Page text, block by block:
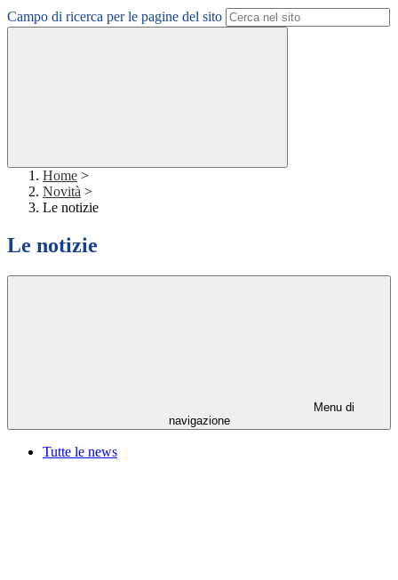
Campo di ricerca per le pagine del sito
Home >
Novità >
Le notizie
Le notizie
Menu di
navigazione
Tutte le news